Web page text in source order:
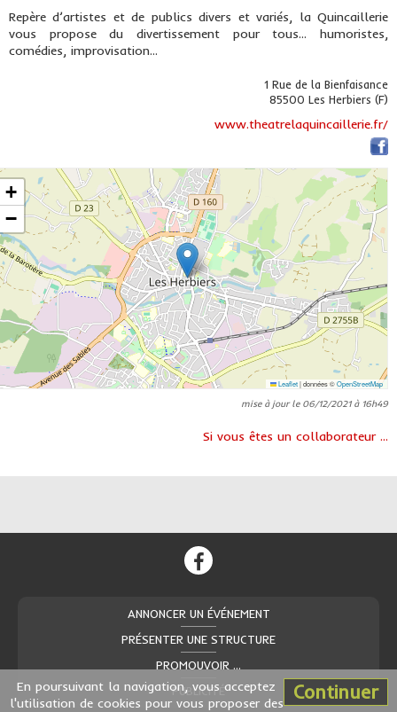
Repère d’artistes et de publics divers et variés, la Quincaillerie
vous propose du divertissement pour tous... humoristes,
comédies, improvisation...
1 Rue de la Bienfaisance
85500 Les Herbiers (F)
www.theatrelaquincaillerie.fr/
+
−
Leaflet|données ©OpenStreetMap
mise à jour le 06/12/2021 à 16h49
Si vous êtes un collaborateur ...
ANNONCER UN ÉVÉNEMENT
PRÉSENTER UNE STRUCTURE
PROMOUVOIR ...
PUBLICITÉ
Continuer
En poursuivant la navigation, vous acceptez
l'utilisation de cookies pour vous proposer des